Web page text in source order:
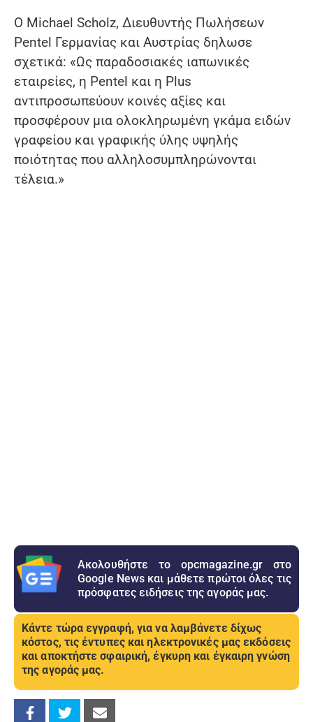
Ο Michael Scholz, Διευθυντής Πωλήσεων
Pentel Γερμανίας και Αυστρίας δηλωσε
σχετικά: «Ως παραδοσιακές ιαπωνικές
εταιρείες, η Pentel και η Plus
αντιπροσωπεύουν κοινές αξίες και
προσφέρουν μια ολοκληρωμένη γκάμα ειδών
γραφείου και γραφικής ύλης υψηλής
ποιότητας που αλληλοσυμπληρώνονται
τέλεια.»
Ακολουθήστε το opcmagazine.gr στο
Google News και μάθετε πρώτοι όλες τις
πρόσφατες ειδήσεις της αγοράς μας.
Κάντε τώρα εγγραφή, για να λαμβάνετε δίχως
κόστος, τις έντυπες και ηλεκτρονικές μας εκδόσεις
και αποκτήστε σφαιρική, έγκυρη και έγκαιρη γνώση
της αγοράς μας.